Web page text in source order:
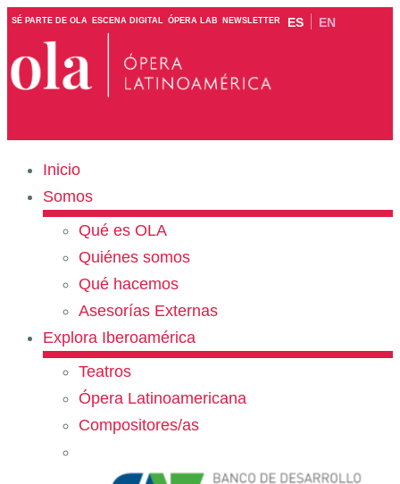
SÉ PARTE DE OLA ESCENA DIGITAL ÓPERA LAB NEWSLETTER ES EN
Inicio
Somos
Qué es OLA
Quiénes somos
Qué hacemos
Asesorías Externas
Explora Iberoamérica
Teatros
Ópera Latinoamericana
Compositores/as